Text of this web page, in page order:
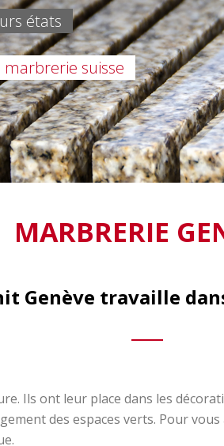
états
suisse
MARBRERIE
Genève travaille
Ils ont leur place dans les
des espaces verts. Pour